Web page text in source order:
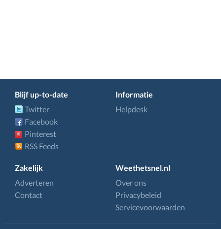
Blijf up-to-date
Twitter
Facebook
Pinterest
RSS Feeds
Informatie
Helpdesk
Zakelijk
Adverteren
Contact
Weethetsnel.nl
Over ons
Privacybeleid
Servicevoorwaarden